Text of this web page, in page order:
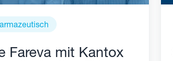
Fareva mit Kantox